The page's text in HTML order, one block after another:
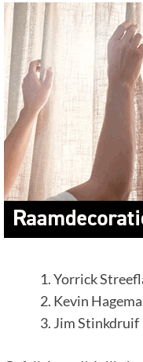
Yorrick
Kevin
Jim Stinkdruif